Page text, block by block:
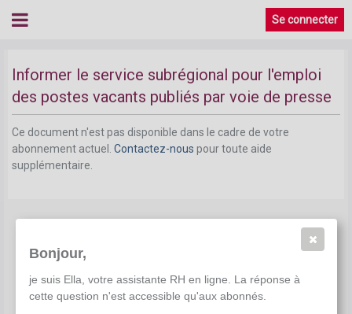
Se connecter
Informer le service subrégional pour l'emploi
des postes vacants publiés par voie de presse
Ce document n'est pas disponible dans le cadre de votre
abonnement actuel. Contactez-nous pour toute aide
supplémentaire.
Bonjour,
je suis Ella, votre assistante RH en ligne. La réponse à
cette question n'est accessible qu'aux abonnés.